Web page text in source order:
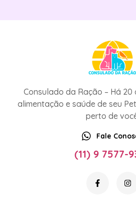
Consulado da Ração – Há
alimentação e saúde de seu
perto de
Fale
(11) 9 7577-